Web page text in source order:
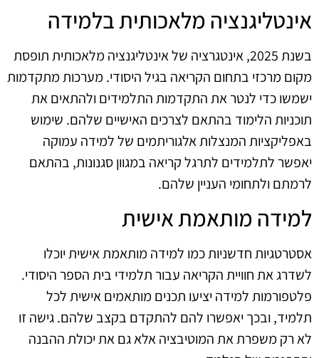
אינטליגנציה מלאכותית בלמידה
בשנת 2025, אינטגרציה של אינטליגנציה מלאכותית תופסת
מקום מרכזי בתחום הקריאה בגיל היסודי. מערכות מתקדמות
ישמשו כדי לנטר את התקדמות התלמידים ולהתאים את
תוכניות הלימוד בהתאם לצרכים האישיים שלהם. שימוש
באפליקציות המנצלות אלגוריתמים של למידה עמוקה
יאפשר לתלמידים לתרגל קריאה במגוון סגנונות, בהתאם
לרמתם ולתחומי העניין שלהם.
למידה מותאמת אישית
אסטרטגיות חדשניות כמו למידה מותאמת אישית יוכלו
לשדרג את חוויית הקריאה עבור תלמידי בית הספר היסודי.
פלטפורמות למידה יציעו תכנים מותאמים אישית לכל
תלמיד, ובכך יאפשרו להם להתקדם בקצב שלהם. גישה זו
לא רק משפרת את המוטיבציה אלא גם את יכולת ההבנה